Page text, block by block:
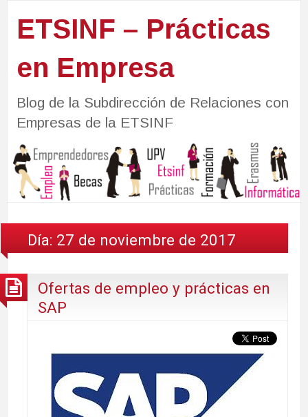
ETSINF – Prácticas
en Empresa
Blog de la Subdirección de Relaciones con
Empresas de la ETSINF
Día: 27 de noviembre de 2017
Ofertas de empleo y prácticas en
SAP